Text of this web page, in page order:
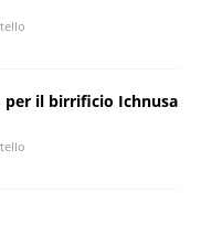
il birrificio Ichnusa